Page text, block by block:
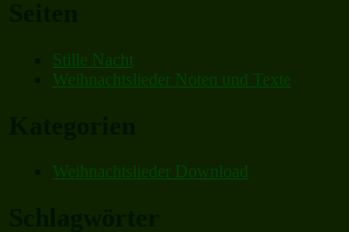
Stille Nacht
Weihnachtslieder Noten und Texte
Weihnachtslieder Download